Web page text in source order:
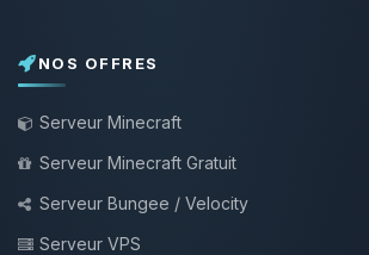
NOS OFFRES
Serveur Minecraft
Serveur Minecraft Gratuit
Serveur Bungee / Velocity
Serveur VPS